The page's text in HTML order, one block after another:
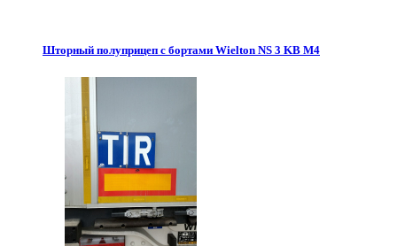
Шторный полуприцеп с бортами Wielton NS 3 KB M4